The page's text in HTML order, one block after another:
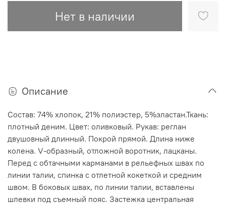
Нет в наличии
Описание
Состав: 74% хлопок, 21% полиэстер, 5%эластан.Ткань:
плотный деним. Цвет: оливковый. Рукав: реглан
двушовный длинный. Покрой прямой. Длина ниже
колена. V-образный, отложной воротник, лацканы.
Перед с обтачными карманами в рельефных швах по
линии талии, спинка с отлетной кокеткой и средним
швом. В боковых швах, по линии талии, вставлены
шлевки под съемный пояс. Застежка центральная